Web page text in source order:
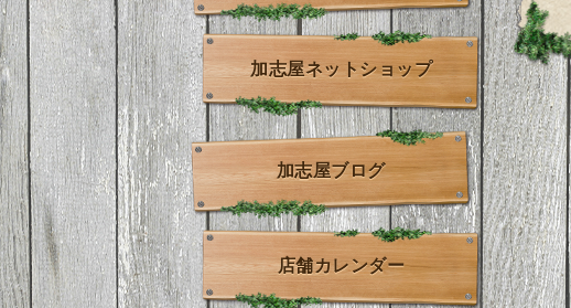
加志屋ネットショップ
加志屋ブログ
店舗カレンダー